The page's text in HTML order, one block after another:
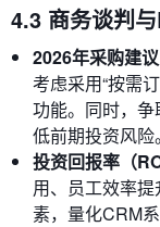
4.3 商务谈判
2026年采购建议
考虑采用“按需
功能。同时，
低前期投资风险。
投资回报率（
用、员工效率
素，量化CRM